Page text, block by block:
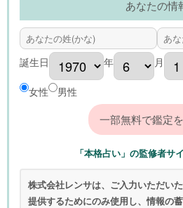
あなたの情
誕生日 年 月
女性 男性
「本格占い」の監修者サ
株式会社レンサは、ご入力いただい
提供するためにのみ使用し、情報の